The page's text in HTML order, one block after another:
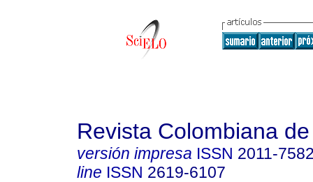
Revista Colombiana
versión impresa ISSN 2011-
line ISSN 2619-6107